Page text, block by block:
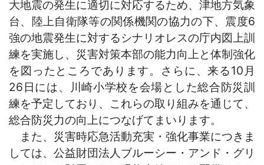
大地震の発生に適切に対応するため、津地方気象
台、陸上自衛隊等の関係機関の協力の下、震度6
強の地震発生に対するシナリオレスの庁内図上訓
練を実施し、災害対策本部の能力向上と体制強化
を図ったところであります。さらに、来る10月
26日には、川崎小学校を会場とした総合防災訓
練を予定してお り、これらの取り組みを通じて、
総合防災力の向上につなげてまいります。
また、災害時応急活動充実・強化事業につきま
しては、公益財団法人ブルーシー・アンド・グリ